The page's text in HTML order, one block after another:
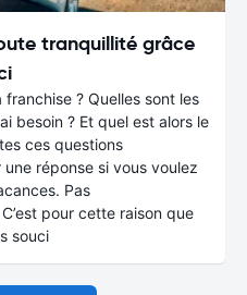
tranquillité grâce
? Quelles sont les
besoin ? Et quel est alors le
ces questions
réponse si vous voulez
Pas
pour cette raison que
souci